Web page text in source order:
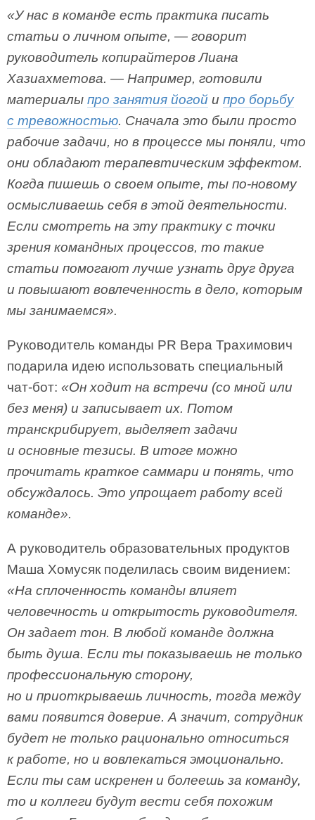
«У нас в команде есть практика писать
статьи о личном опыте, — говорит
руководитель копирайтеров Лиана
Хазиахметова. — Например, готовили
материалы про занятия йогой и про борьбу
с тревожностью. Сначала это были просто
рабочие задачи, но в процессе мы поняли, что
они обладают терапевтическим эффектом.
Когда пишешь о своем опыте, ты по-новому
осмысливаешь себя в этой деятельности.
Если смотреть на эту практику с точки
зрения командных процессов, то такие
статьи помогают лучше узнать друг друга
и повышают вовлеченность в дело, которым
мы занимаемся».
Руководитель команды PR Вера Трахимович
подарила идею использовать специальный
чат-бот: «Он ходит на встречи (со мной или
без меня) и записывает их. Потом
транскрибирует, выделяет задачи
и основные тезисы. В итоге можно
прочитать краткое саммари и понять, что
обсуждалось. Это упрощает работу всей
команде».
А руководитель образовательных продуктов
Маша Хомусяк поделилась своим видением:
«На сплоченность команды влияет
человечность и открытость руководителя.
Он задает тон. В любой команде должна
быть душа. Если ты показываешь не только
профессиональную сторону,
но и приоткрываешь личность, тогда между
вами появится доверие. А значит, сотрудник
будет не только рационально относиться
к работе, но и вовлекаться эмоционально.
Если ты сам искренен и болеешь за команду,
то и коллеги будут вести себя похожим